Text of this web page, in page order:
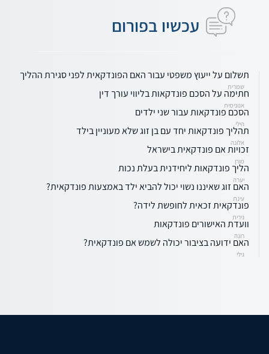
עכשיו בפורום
תשלום על ייעוץ משפטי עבור האם הפונדקאית לפני סגירת ההליך
שמרית
חתימה על הסכם פונדקאות בליווי עורך דין
אנונימית
הסכם פונדקאות עבור שני ילדים
הילי
תהליך פונדקאות יחד עם בן זוג שלא מעוניין בילד
אלונה
זכויות אם פונדקאית בישראל
מורן
הליך פונדקאות ליחידנית בעלת נכות
יערה
האם זוג שאיננו נשוי יכול להביא ילד באמצעות פונדקאית?
עינת
פונדקאית זכאית לחופשת לידה?
נירית
וועדת האישורים פונדקאות
רונה
האם ידועה בציבור יכולה לשמש אם פונדקאית?
גילי